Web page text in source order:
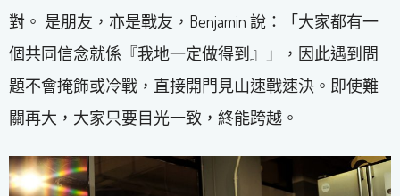
對。 是朋友，亦是戰友，Benjamin 說：「大家都有一
個共同信念就係『我地一定做得到』」，因此遇到問
題不會掩飾或冷戰，直接開門見山速戰速決。即使難
關再大，大家只要目光一致，終能跨越。